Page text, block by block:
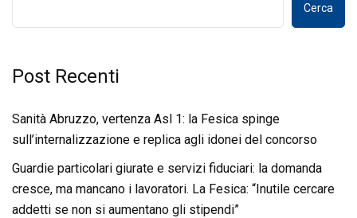
Cerca
Post Recenti
Sanità Abruzzo, vertenza Asl 1: la Fesica spinge
sull’internalizzazione e replica agli idonei del concorso
Guardie particolari giurate e servizi fiduciari: la domanda
cresce, ma mancano i lavoratori. La Fesica: “Inutile cercare
addetti se non si aumentano gli stipendi”